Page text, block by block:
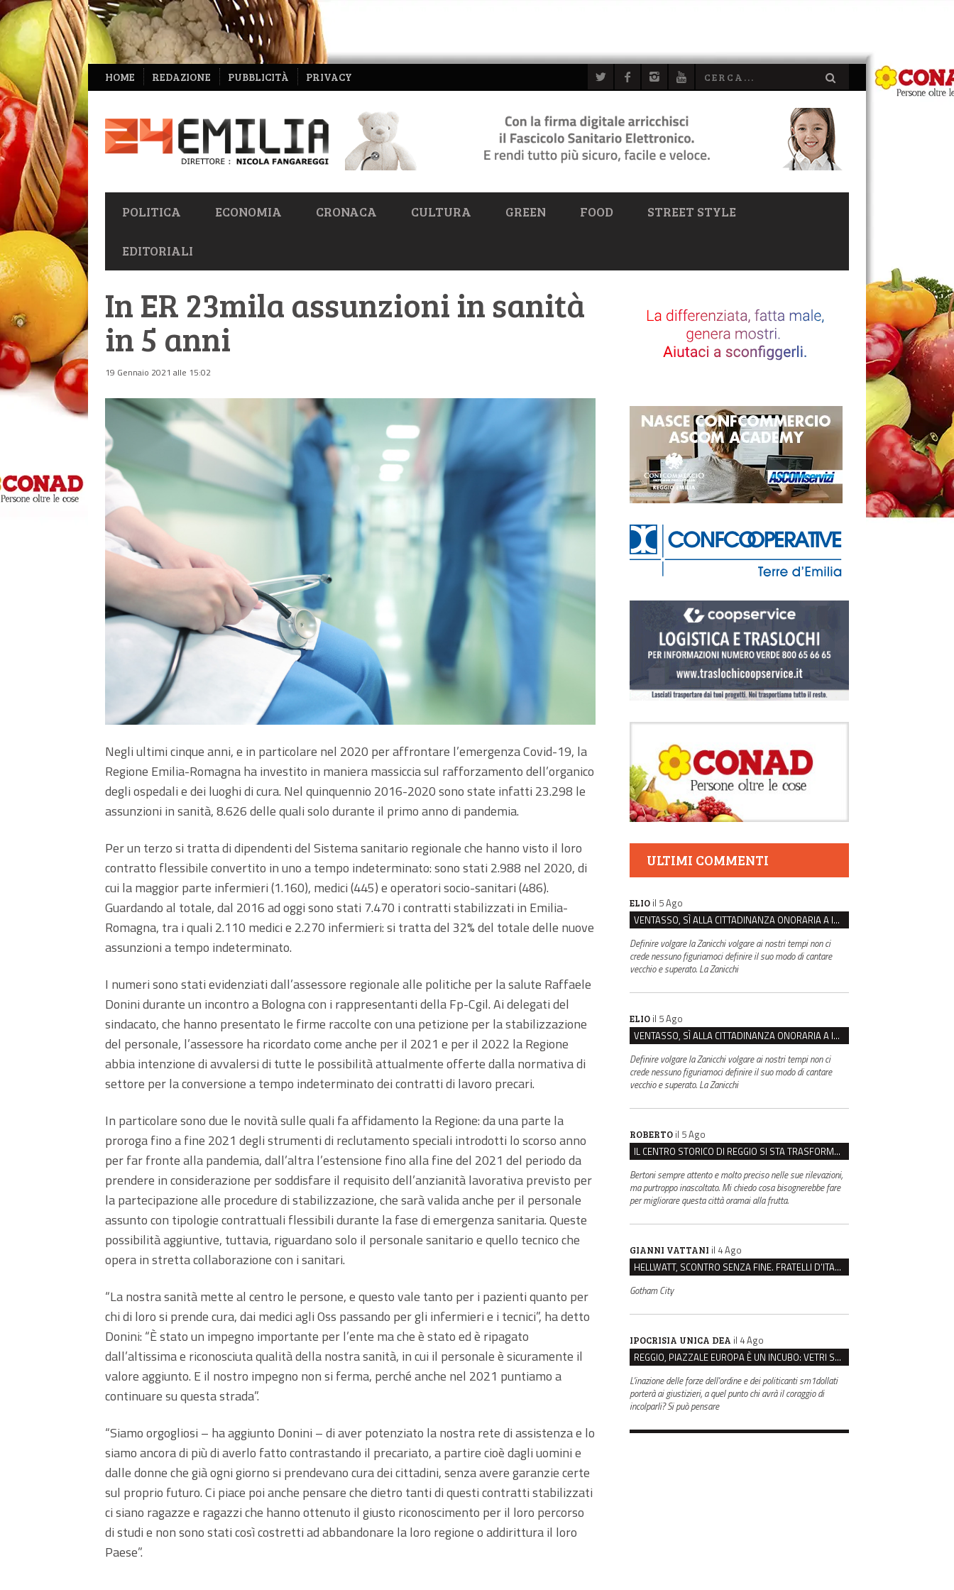
NAVIGAZIONE
SECONDARIA
HOME REDAZIONE PUBBLICITÀ PRIVACY
NAVIGAZIONE
PRIMARIA
POLITICA ECONOMIA CRONACA CULTURA GREEN FOOD STREET STYLE
EDITORIALI
In ER 23mila assunzioni in sanità
in 5 anni
19 Gennaio 2021 alle 15:02
Negli ultimi cinque anni, e in particolare nel 2020 per affrontare l’emergenza Covid-19, la
Regione Emilia-Romagna ha investito in maniera massiccia sul rafforzamento dell’organico
degli ospedali e dei luoghi di cura. Nel quinquennio 2016-2020 sono state infatti 23.298 le
assunzioni in sanità, 8.626 delle quali solo durante il primo anno di pandemia.
Per un terzo si tratta di dipendenti del Sistema sanitario regionale che hanno visto il loro
contratto flessibile convertito in uno a tempo indeterminato: sono stati 2.988 nel 2020, di
cui la maggior parte infermieri (1.160), medici (445) e operatori socio-sanitari (486).
Guardando al totale, dal 2016 ad oggi sono stati 7.470 i contratti stabilizzati in Emilia-
Romagna, tra i quali 2.110 medici e 2.270 infermieri: si tratta del 32% del totale delle nuove
assunzioni a tempo indeterminato.
I numeri sono stati evidenziati dall’assessore regionale alle politiche per la salute Raffaele
Donini durante un incontro a Bologna con i rappresentanti della Fp-Cgil. Ai delegati del
sindacato, che hanno presentato le firme raccolte con una petizione per la stabilizzazione
del personale, l’assessore ha ricordato come anche per il 2021 e per il 2022 la Regione
abbia intenzione di avvalersi di tutte le possibilità attualmente offerte dalla normativa di
settore per la conversione a tempo indeterminato dei contratti di lavoro precari.
In particolare sono due le novità sulle quali fa affidamento la Regione: da una parte la
proroga fino a fine 2021 degli strumenti di reclutamento speciali introdotti lo scorso anno
per far fronte alla pandemia, dall’altra l’estensione fino alla fine del 2021 del periodo da
prendere in considerazione per soddisfare il requisito dell’anzianità lavorativa previsto per
la partecipazione alle procedure di stabilizzazione, che sarà valida anche per il personale
assunto con tipologie contrattuali flessibili durante la fase di emergenza sanitaria. Queste
possibilità aggiuntive, tuttavia, riguardano solo il personale sanitario e quello tecnico che
opera in stretta collaborazione con i sanitari.
“La nostra sanità mette al centro le persone, e questo vale tanto per i pazienti quanto per
chi di loro si prende cura, dai medici agli Oss passando per gli infermieri e i tecnici”, ha detto
Donini: “È stato un impegno importante per l’ente ma che è stato ed è ripagato
dall’altissima e riconosciuta qualità della nostra sanità, in cui il personale è sicuramente il
valore aggiunto. E il nostro impegno non si ferma, perché anche nel 2021 puntiamo a
continuare su questa strada”.
“Siamo orgogliosi – ha aggiunto Donini – di aver potenziato la nostra rete di assistenza e lo
siamo ancora di più di averlo fatto contrastando il precariato, a partire cioè dagli uomini e
dalle donne che già ogni giorno si prendevano cura dei cittadini, senza avere garanzie certe
sul proprio futuro. Ci piace poi anche pensare che dietro tanti di questi contratti stabilizzati
ci siano ragazze e ragazzi che hanno ottenuto il giusto riconoscimento per il loro percorso
di studi e non sono stati così costretti ad abbandonare la loro regione o addirittura il loro
Paese”.
ULTIMI COMMENTI
ELIO il 5 Ago
VENTASSO, SÌ ALLA CITTADINANZA ONORARIA A IVA ZANICCHI. MA BARGIACCHI: “È DI PESSIMO GUSTO”
Definire volgare la Zanicchi volgare ai nostri tempi non ci
crede nessuno figuriamoci definire il suo modo di cantare
vecchio e superato. La Zanicchi
ELIO il 5 Ago
VENTASSO, SÌ ALLA CITTADINANZA ONORARIA A IVA ZANICCHI. MA BARGIACCHI: “È DI PESSIMO GUSTO”
Definire volgare la Zanicchi volgare ai nostri tempi non ci
crede nessuno figuriamoci definire il suo modo di cantare
vecchio e superato. La Zanicchi
ROBERTO il 5 Ago
IL CENTRO STORICO DI REGGIO SI STA TRASFORMANDO, E NON IN MEGLIO
Bertoni sempre attento e molto preciso nelle sue rilevazioni,
ma purtroppo inascoltato. Mi chiedo cosa bisognerebbe fare
per migliorare questa città oramai alla frutta.
GIANNI VATTANI il 4 Ago
HELLWATT, SCONTRO SENZA FINE. FRATELLI D’ITALIA: “MILANI PORTA DOCUMENTI, DE FRANCO INSULTI”
Gotham City
IPOCRISIA UNICA DEA il 4 Ago
REGGIO, PIAZZALE EUROPA È UN INCUBO: VETRI SPACCATI E FURTI SULLE AUTO IN SOSTA
L'inazione delle forze dell'ordine e dei politicanti sm1dollati
porterà ai giustizieri, a quel punto chi avrà il coraggio di
incolparli? Si può pensare